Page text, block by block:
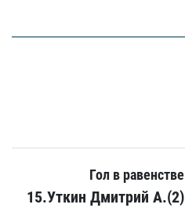
Гол в равенстве
15.Уткин Дмитрий А.(2)